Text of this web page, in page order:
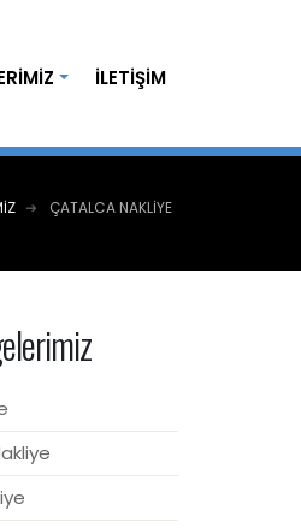
İLETIŞIM
ÇATALCA NAKLIYE